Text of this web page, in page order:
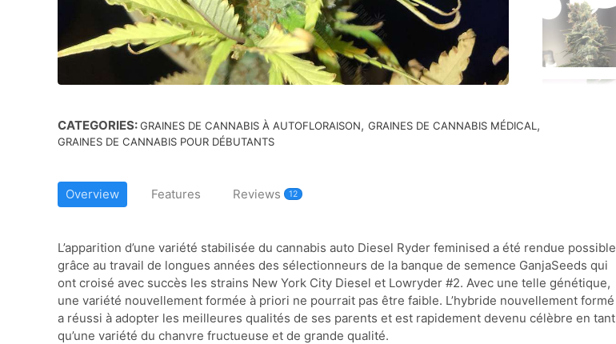
CATEGORIES:GRAINES DE CANNABIS À AUTOFLORAISON, GRAINES DE CANNABIS MÉDICAL ,
GRAINES DE CANNABIS POUR DÉBUTANTS
Overview Features Reviews 12
L’apparition d’une variété stabilisée du cannabis auto Diesel Ryder feminised a été rendue possible
grâce au travail de longues années des sélectionneurs de la banque de semence GanjaSeeds qui
ont croisé avec succès les strains New York City Diesel et Lowryder #2. Avec une telle génétique,
une variété nouvellement formée à priori ne pourrait pas être faible. L’hybride nouvellement formé
a réussi à adopter les meilleures qualités de ses parents et est rapidement devenu célèbre en tant
qu’une variété du chanvre fructueuse et de grande qualité.